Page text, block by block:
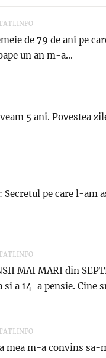
de 79 de ani pe
un an m-a...
5 ani. Povestea
Secretul pe care l-am
MAI MARI din
si a 14-a pensie. Cine
mea m-a convins sa-